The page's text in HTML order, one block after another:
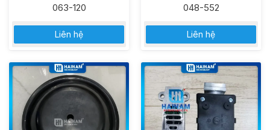
063-120
Liên hệ
048-552
Liên hệ